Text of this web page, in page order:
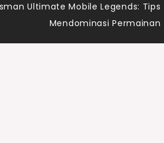
Ultimate Mobile Legends: Tips
Mendominasi Permainan